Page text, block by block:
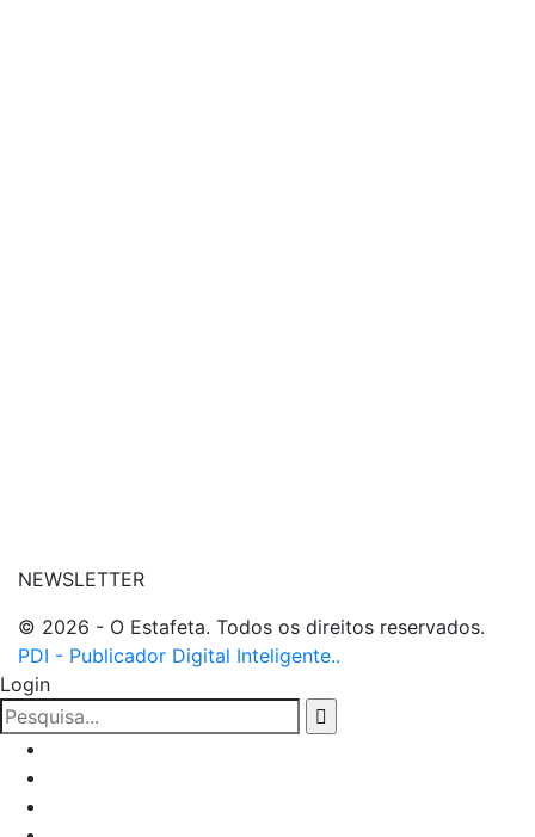
NEWSLETTER
© 2026 - O Estafeta. Todos os direitos reservados.
PDI - Publicador Digital Inteligente..
Login